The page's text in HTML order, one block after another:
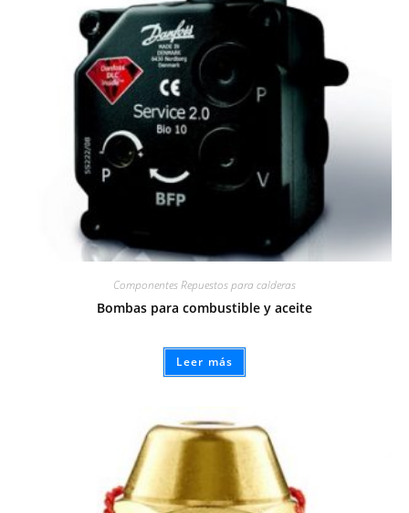
Componentes Repuestos para calderas
Bombas para combustible y aceite
Leer más